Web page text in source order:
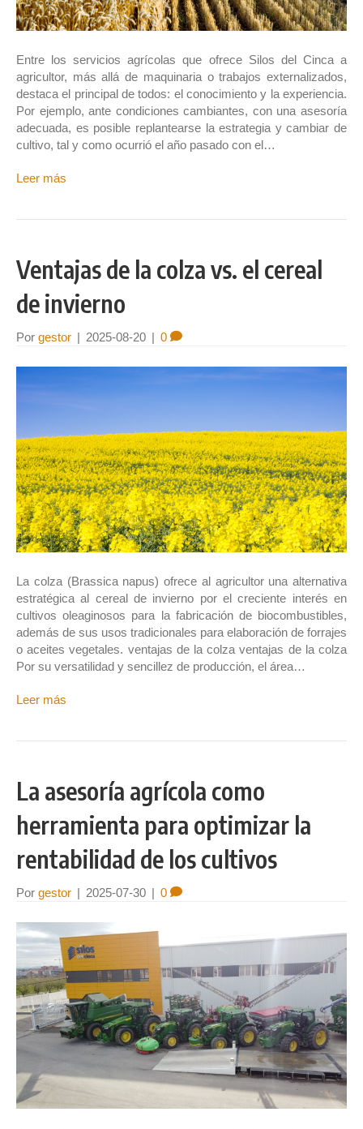
Entre los servicios agrícolas que ofrece Silos del Cinca a
agricultor, más allá de maquinaria o trabajos externalizados,
destaca el principal de todos: el conocimiento y la experiencia.
Por ejemplo, ante condiciones cambiantes, con una asesoría
adecuada, es posible replantearse la estrategia y cambiar de
cultivo, tal y como ocurrió el año pasado con el…
Leer más
Ventajas de la colza vs. el cereal
de invierno
Por gestor | 2025-08-20 | 0
La colza (Brassica napus) ofrece al agricultor una alternativa
estratégica al cereal de invierno por el creciente interés en
cultivos oleaginosos para la fabricación de biocombustibles,
además de sus usos tradicionales para elaboración de forrajes
o aceites vegetales. ventajas de la colza ventajas de la colza
Por su versatilidad y sencillez de producción, el área…
Leer más
La asesoría agrícola como
herramienta para optimizar la
rentabilidad de los cultivos
Por gestor | 2025-07-30 | 0